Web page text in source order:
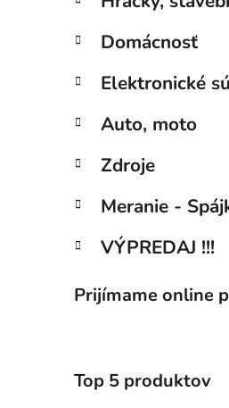
Domácnosť
Elektronické
Auto, moto
Zdroje
Meranie -
VÝPREDAJ !!!
Prijímame online
Top 5 produktov